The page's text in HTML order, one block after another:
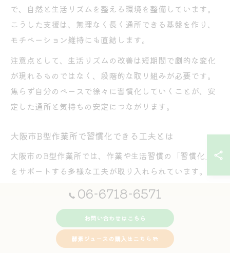
で、自然と生活リズムを整える環境を整備しています。
こうした支援は、無理なく長く通所できる基盤を作り、
モチベーション維持にも直結します。
注意点として、生活リズムの改善は短期間で劇的な変化
が現れるものではなく、段階的な取り組みが必要です。
焦らず自分のペースで徐々に習慣化していくことが、安
定した通所と気持ちの安定につながります。
大阪市B型作業所で習慣化できる工夫とは
大阪市のB型作業所では、作業や生活習慣の「習慣化」
をサポートする多様な工夫が取り入れられています。た
とえば、作業内容を日替わりや週替わりで変化させるこ
とで、飽きやマンネリ化を防ぎ、毎日を新鮮な気持ちで
迎えられる仕組みが特徴です。
また、パソコン作業や軽作業など、個々の特性や体調に
06-6718-6571
お問い合わせはこちら
酵素ジュースの購入はこちら